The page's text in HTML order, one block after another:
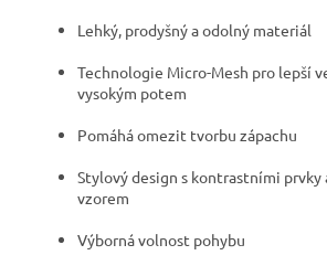
Lehký, prodyšný a odolný materiál
Technologie Micro-Mesh pro lepší
vysokým potem
Pomáhá omezit tvorbu zápachu
Stylový design s kontrastními prvky
vzorem
Výborná volnost pohybu